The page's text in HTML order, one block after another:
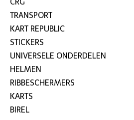
TRANSPORT
KART REPUBLIC
STICKERS
UNIVERSELE ONDERDELEN
HELMEN
RIBBESCHERMERS
KARTS
BIREL